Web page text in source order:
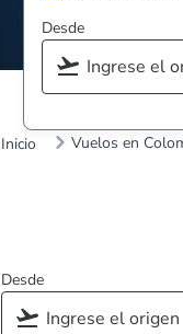
Desde
Inicio Vuelos en
Desde